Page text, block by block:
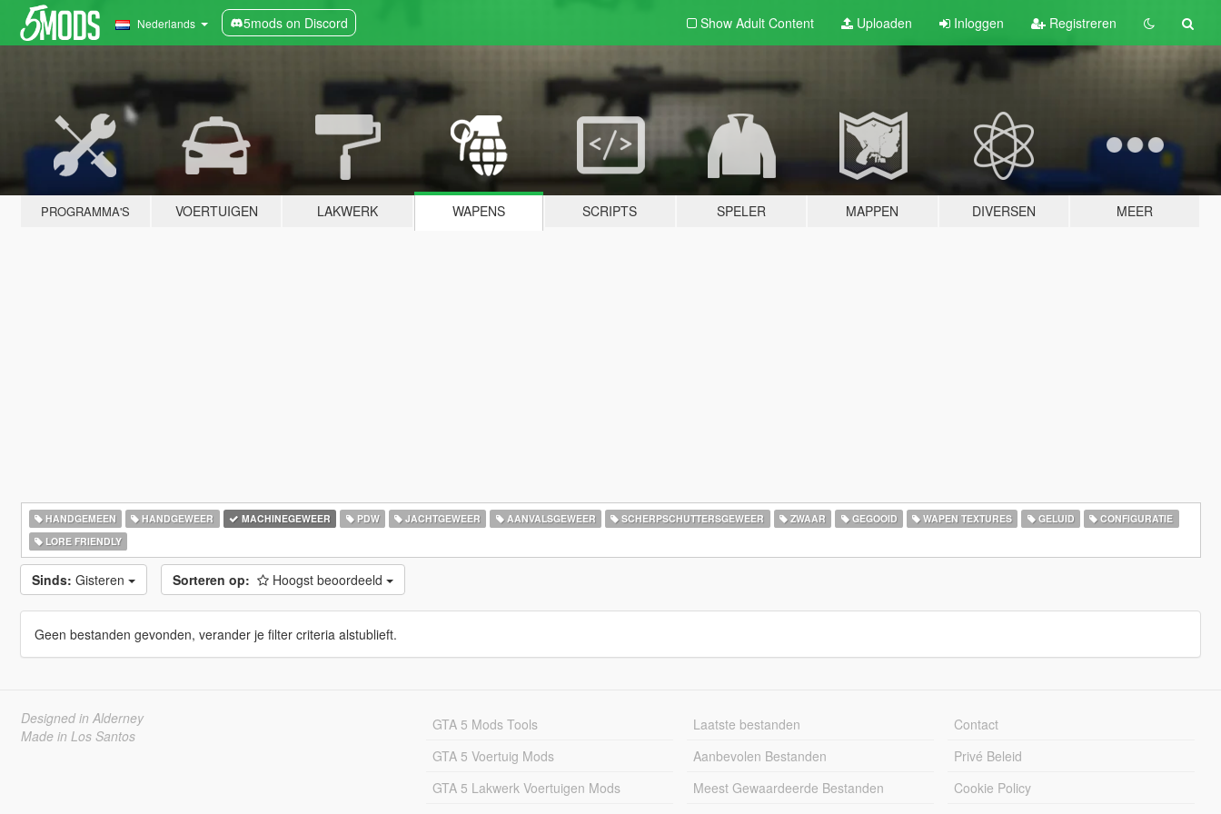
Nederlands 5mods on Discord Show Adult Content Uploaden Inloggen Registreren
PROGRAMMA'S VOERTUIGEN LAKWERK WAPENS SCRIPTS SPELER MAPPEN DIVERSEN MEER
HANDGEMEEN HANDGEWEER MACHINEGEWEER PDW JACHTGEWEER AANVALSGEWEER SCHERPSCHUTTERSGEWEER ZWAAR GEGOOID WAPEN TEXTURES GELUID
CONFIGURATIE
LORE FRIENDLY
Sinds: Gisteren Sorteren op: Hoogst beoordeeld
Geen bestanden gevonden, verander je filter criteria alstublieft.
Designed in Alderney
Made in Los Santos
GTA 5 Mods Tools
GTA 5 Voertuig Mods
GTA 5 Lakwerk Voertuigen Mods
Laatste bestanden
Aanbevolen Bestanden
Meest Gewaardeerde Bestanden
Contact
Privé Beleid
Cookie Policy